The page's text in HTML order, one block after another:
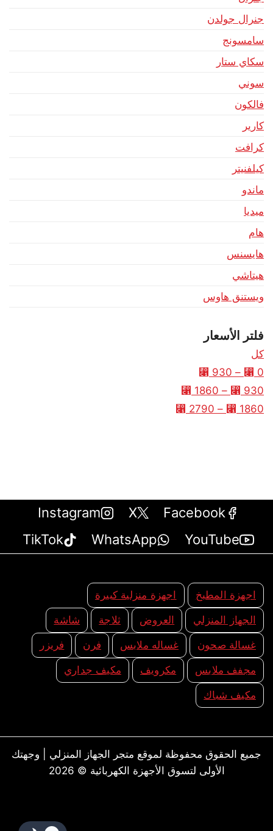
جنرال جولدن
سامسونج
سكاي ستار
سوني
فالكون
كارير
كرافت
كيلفنيتر
ماندو
ميديا
هام
هايسنس
هيتاشي
ويستنق هاوس
فلتر الأسعار
كل
⃁ 0
–
⃁ 930
⃁ 930
–
⃁ 1860
⃁ 1860
–
⃁ 2790
Facebook
X
Instagram
YouTube
WhatsApp
TikTok
اجهزة المطبخ اجهزة منزلية كبيرة
الجهاز المنزلي العروض ثلاجة شاشة
غسالة صحون غساله ملابس فرن فريزر
مجفف ملابس مكرويف مكيف جداري
مكيف شباك
جميع الحقوق محفوظة لموقع متجر الجهاز المنزلي | وجهتك
الأولى لتسوق الأجهزة الكهربائية © 2026